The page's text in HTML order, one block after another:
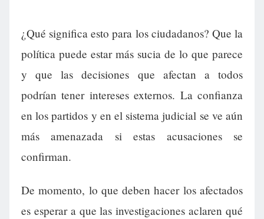
¿Qué significa esto para los ciudadanos? Que la
política puede estar más sucia de lo que parece
y que las decisiones que afectan a todos
podrían tener intereses externos. La confianza
en los partidos y en el sistema judicial se ve aún
más amenazada si estas acusaciones se
confirman.
De momento, lo que deben hacer los afectados
es esperar a que las investigaciones aclaren qué